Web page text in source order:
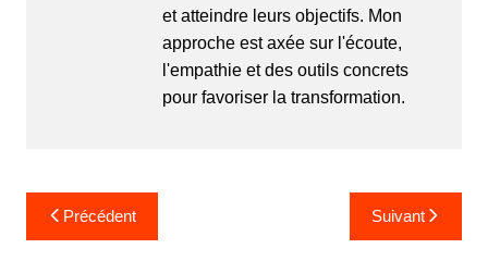
et atteindre leurs objectifs. Mon
approche est axée sur l'écoute,
l'empathie et des outils concrets
pour favoriser la transformation.
Navigation
de
Précédent Suivant